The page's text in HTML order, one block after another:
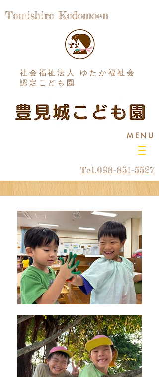
Tomishiro Kodomoen
社会福祉法人 ゆたか福祉会
認定こども園
MENU
Tel.098-851-5527